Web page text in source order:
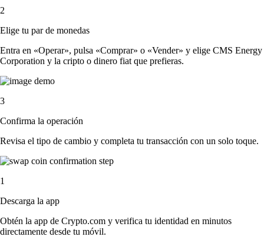
2
Elige tu par de monedas
Entra en «Operar», pulsa «Comprar» o «Vender» y elige CMS Energy
Corporation y la cripto o dinero fiat que prefieras.
3
Confirma la operación
Revisa el tipo de cambio y completa tu transacción con un solo toque.
1
Descarga la app
Obtén la app de Crypto.com y verifica tu identidad en minutos
directamente desde tu móvil.